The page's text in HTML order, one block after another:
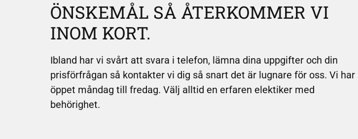
ÖNSKEMÅL SÅ ÅTERKOMMER VI
INOM KORT.
Ibland har vi svårt att svara i telefon, lämna dina uppgifter och din
prisförfrågan så kontakter vi dig så snart det är lugnare för oss. Vi har
öppet måndag till fredag. Välj alltid en erfaren elektiker med
behörighet.